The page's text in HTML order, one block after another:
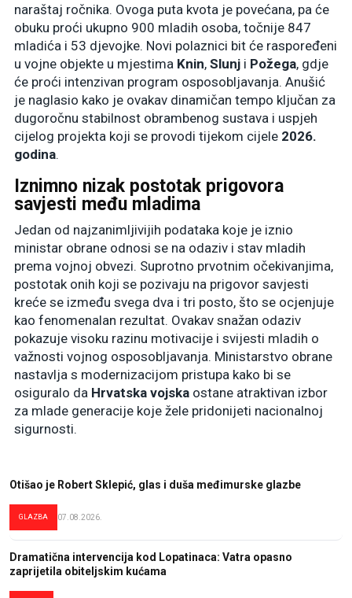
naraštaj ročnika. Ovoga puta kvota je povećana, pa će
obuku proći ukupno 900 mladih osoba, točnije 847
mladića i 53 djevojke. Novi polaznici bit će raspoređeni
u vojne objekte u mjestima Knin, Slunj i Požega, gdje
će proći intenzivan program osposobljavanja. Anušić
je naglasio kako je ovakav dinamičan tempo ključan za
dugoročnu stabilnost obrambenog sustava i uspjeh
cijelog projekta koji se provodi tijekom cijele 2026.
godina.
Iznimno nizak postotak prigovora
savjesti među mladima
Jedan od najzanimljivijih podataka koje je iznio
ministar obrane odnosi se na odaziv i stav mladih
prema vojnoj obvezi. Suprotno prvotnim očekivanjima,
postotak onih koji se pozivaju na prigovor savjesti
kreće se između svega dva i tri posto, što se ocjenjuje
kao fenomenalan rezultat. Ovakav snažan odaziv
pokazuje visoku razinu motivacije i svijesti mladih o
važnosti vojnog osposobljavanja. Ministarstvo obrane
nastavlja s modernizacijom pristupa kako bi se
osiguralo da Hrvatska vojska ostane atraktivan izbor
za mlade generacije koje žele pridonijeti nacionalnoj
sigurnosti.
Otišao je Robert Sklepić, glas i duša međimurske glazbe
GLAZBA 07.08.2026.
Dramatična intervencija kod Lopatinaca: Vatra opasno
zaprijetila obiteljskim kućama